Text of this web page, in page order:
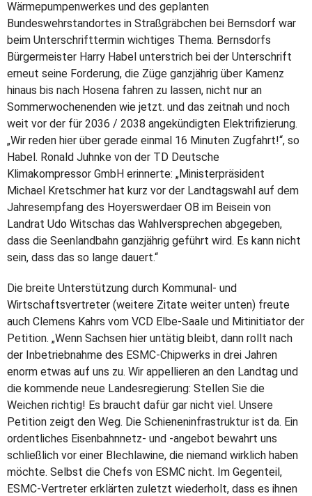
Wärmepumpenwerkes und des geplanten
Bundeswehrstandortes in Straßgräbchen bei Bernsdorf war
beim Unterschrifttermin wichtiges Thema. Bernsdorfs
Bürgermeister Harry Habel unterstrich bei der Unterschrift
erneut seine Forderung, die Züge ganzjährig über Kamenz
hinaus bis nach Hosena fahren zu lassen, nicht nur an
Sommerwochenenden wie jetzt. und das zeitnah und noch
weit vor der für 2036 / 2038 angekündigten Elektrifizierung.
„Wir reden hier über gerade einmal 16 Minuten Zugfahrt!“, so
Habel. Ronald Juhnke von der TD Deutsche
Klimakompressor GmbH erinnerte: „Ministerpräsident
Michael Kretschmer hat kurz vor der Landtagswahl auf dem
Jahresempfang des Hoyerswerdaer OB im Beisein von
Landrat Udo Witschas das Wahlversprechen abgegeben,
dass die Seenlandbahn ganzjährig geführt wird. Es kann nicht
sein, dass das so lange dauert.“
Die breite Unterstützung durch Kommunal- und
Wirtschaftsvertreter (weitere Zitate weiter unten) freute
auch Clemens Kahrs vom VCD Elbe-Saale und Mitinitiator der
Petition. „Wenn Sachsen hier untätig bleibt, dann rollt nach
der Inbetriebnahme des ESMC-Chipwerks in drei Jahren
enorm etwas auf uns zu. Wir appellieren an den Landtag und
die kommende neue Landesregierung: Stellen Sie die
Weichen richtig! Es braucht dafür gar nicht viel. Unsere
Petition zeigt den Weg. Die Schieneninfrastruktur ist da. Ein
ordentliches Eisenbahnnetz- und -angebot bewahrt uns
schließlich vor einer Blechlawine, die niemand wirklich haben
möchte. Selbst die Chefs von ESMC nicht. Im Gegenteil,
ESMC-Vertreter erklärten zuletzt wiederholt, dass es ihnen